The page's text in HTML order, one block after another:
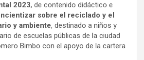
2023, de contenido didáctico e
sobre el reciclado y el
y ambiente, destinado a niños y
de escuelas públicas de la ciudad
Bimbo con el apoyo de la cartera